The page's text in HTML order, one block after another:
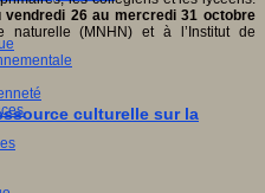
vendredi 26 au mercredi 31 octobre
naturelle (MNHN) et à l’Institut de
culturelle sur la